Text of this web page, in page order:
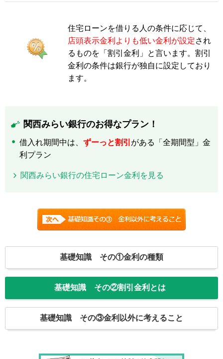
住宅ローンを借りる人の条件に応じて、
店頭表示金利よりも低い金利が設定され
るものを「割引金利」と言います。割引
金利の条件は銀行が独自に設定しており
ます。
関西みらい銀行のお得なプラン！
借入れ期間中は、 ずーっと割引 がある「全期間型」金
利プラン
関西みらい銀行の住宅ローン金利を見る
基礎知識 その①金利の種類
基礎知識 その②割引金利とは
基礎知識 その③金利以外に考えること